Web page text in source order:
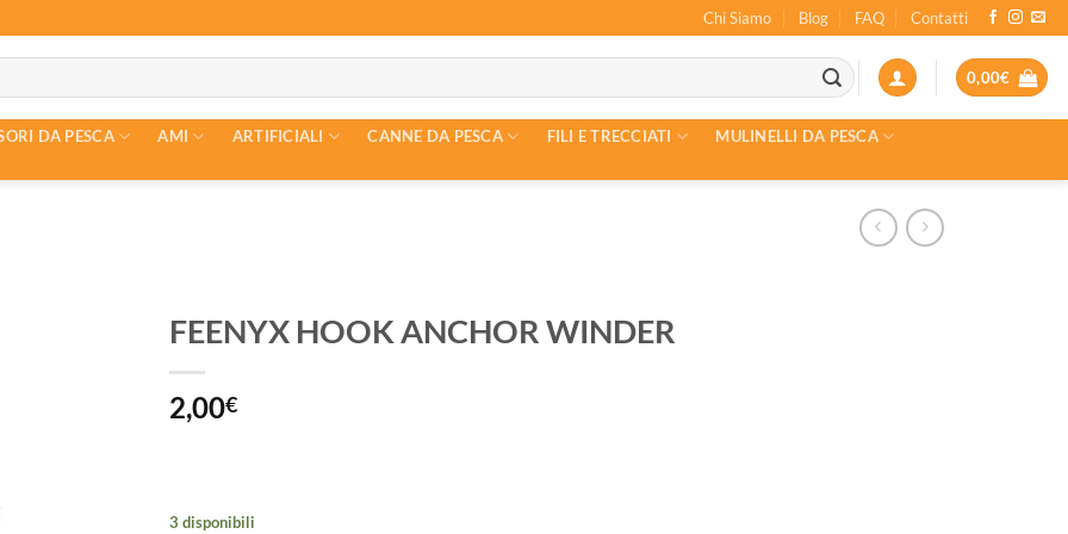
Chi Siamo Blog FAQ Contatti
0,00€
DA PESCA AMI ARTIFICIALI CANNE DA PESCA FILI E TRECCIATI
MULINELLI DA PESCA
FEENYX HOOK ANCHOR WINDER
2,00€
3 disponibili